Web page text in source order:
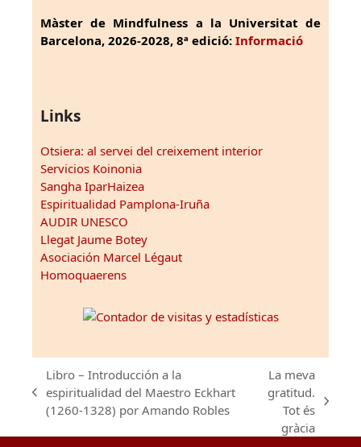
Màster de Mindfulness a la Universitat de
Barcelona, 2026-2028, 8ª edició: Informació
Links
Otsiera: al servei del creixement interior
Servicios Koinonia
Sangha IparHaizea
Espiritualidad Pamplona-Iruña
AUDIR UNESCO
Llegat Jaume Botey
Asociación Marcel Légaut
Homoquaerens
previous
post:
Libro – Introducción a la
espiritualidad del Maestro Eckhart
(1260-1328) por Amando Robles
post:
La meva
gratitud.
Tot és
gràcia